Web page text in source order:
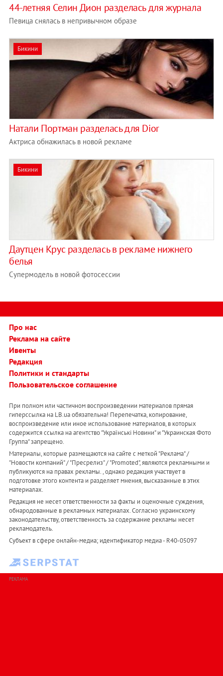
44-летняя Селин Дион разделась для журнала
Певица снялась в непривычном образе
Бикини
Натали Портман разделась для Dior
Актриса обнажилась в новой рекламе
Бикини
Даутцен Крус разделась в рекламе нижнего
белья
Супермодель в новой фотосессии
Про нас
Реклама на сайте
Ивенты
Редакция
Политики и стандарты
Пользовательское соглашение
При полном или частичном воспроизведении материалов прямая
гиперссылка на LB.ua обязательна! Перепечатка, копирование,
воспроизведение или иное использование материалов, в которых
содержится ссылка на агентство "Українськi Новини" и "Украинская Фото
Группа" запрещено.
Материалы, которые размещаются на сайте с меткой "Реклама" /
"Новости компаний" / "Пресрелиз" / "Promoted", являются рекламными и
публикуются на правах рекламы. , однако редакция участвует в
подготовке этого контента и разделяет мнения, высказанные в этих
материалах.
Редакция не несет ответственности за факты и оценочные суждения,
обнародованные в рекламных материалах. Согласно украинскому
законодательству, ответственность за содержание рекламы несет
рекламодатель.
Субъект в сфере онлайн-медиа; идентификатор медиа - R40-05097
РЕКЛАМА